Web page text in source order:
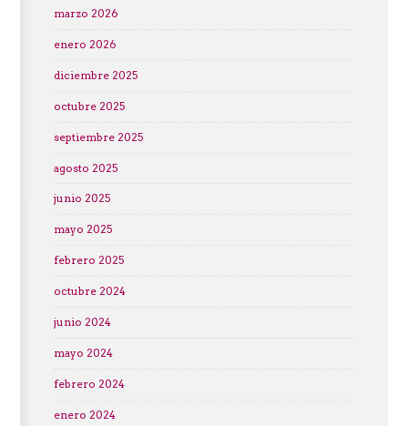
marzo 2026
enero 2026
diciembre 2025
octubre 2025
septiembre 2025
agosto 2025
junio 2025
mayo 2025
febrero 2025
octubre 2024
junio 2024
mayo 2024
febrero 2024
enero 2024